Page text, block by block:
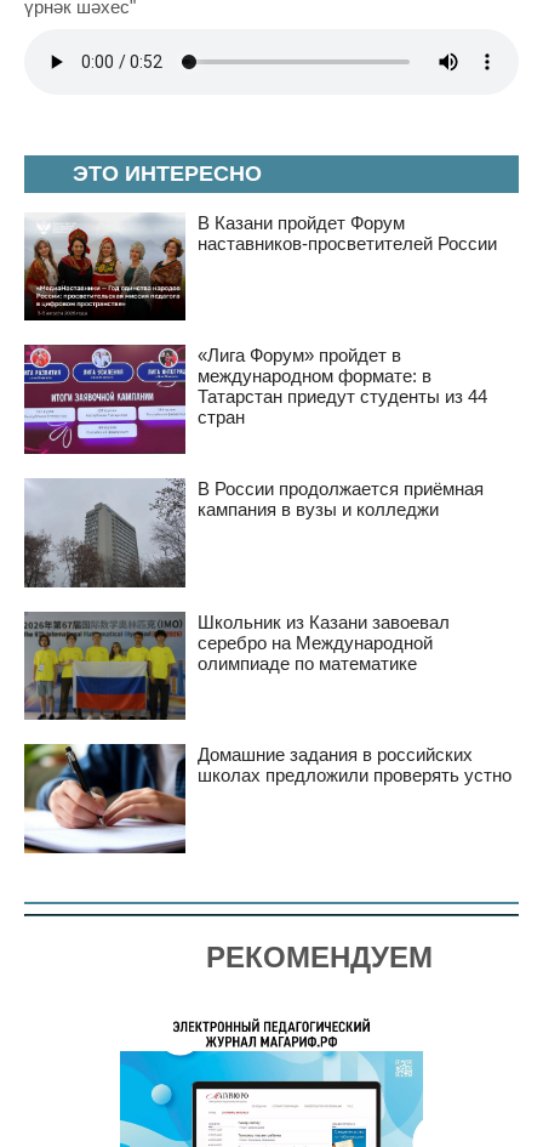
ЭТО ИНТЕРЕСНО
В Казани пройдет Форум
наставников-просветителей России
«Лига Форум» пройдет в
международном формате: в
Татарстан приедут студенты из 44
стран
В России продолжается приёмная
кампания в вузы и колледжи
Школьник из Казани завоевал
серебро на Международной
олимпиаде по математике
Домашние задания в российских
школах предложили проверять устно
үрнәк шәхес"
РЕКОМЕНДУЕМ